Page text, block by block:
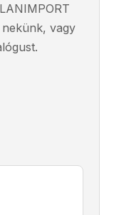
nekünk, vagy